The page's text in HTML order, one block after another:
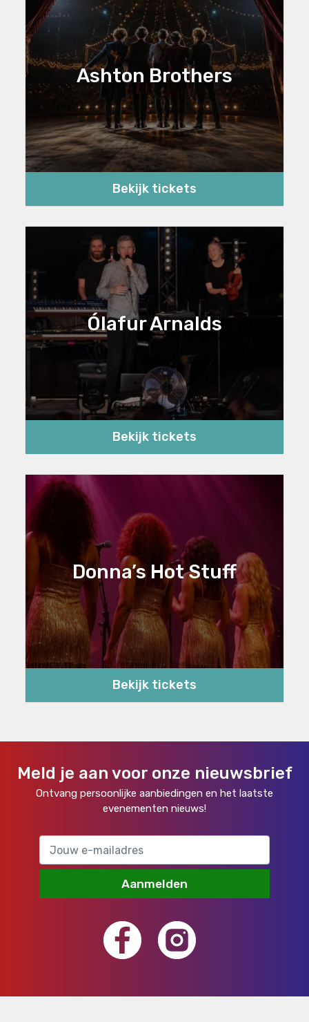
Ashton Brothers
Bekijk tickets
Ólafur Arnalds
Bekijk tickets
Donna’s Hot Stuff
Bekijk tickets
Meld je aan voor onze nieuwsbrief
Ontvang persoonlijke aanbiedingen en het laatste
evenementen nieuws!
Aanmelden